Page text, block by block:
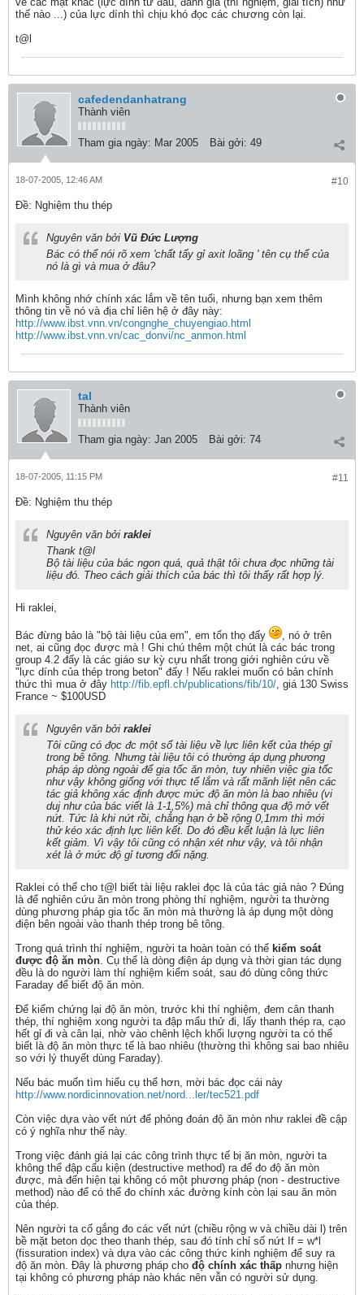
thế nào ...) của lực dính thì chịu khó đọc các chương còn lại.
t@l
cafedendanhatrang
Thành viên
Tham gia ngày: Mar 2005 Bài gởi: 49
#10
18-07-2005, 12:46 AM
Ðề: Nghiệm thu thép
Nguyên văn bởi Vũ Đức Lượng
Bác có thể nói rõ xem 'chất tẩy gỉ axit loãng ' tên cụ thể của
nó là gì và mua ở đâu?
Mình không nhớ chính xác lắm về tên tuổi, nhưng bạn xem thêm
thông tin về nó và địa chỉ liên hệ ở đây này:
http://www.ibst.vnn.vn/congnghe_chuyengiao.html
http://www.ibst.vnn.vn/cac_donvi/nc_anmon.html
tal
Thành viên
Tham gia ngày: Jan 2005 Bài gởi: 74
#11
18-07-2005, 11:15 PM
Ðề: Nghiệm thu thép
Nguyên văn bởi raklei
Thank t@l
Bộ tài liệu của bác ngon quá, quả thật tôi chưa đọc những tài
liệu đó. Theo cách giải thích của bác thì tôi thấy rất hợp lý.
Hi raklei,
Bác đừng bảo là "bộ tài liệu của em", em tổn thọ đấy
, nó ở trên
net, ai cũng đọc được mà ! Ghi chú thêm một chút là các bác trong
group 4.2 đấy là các giáo sư kỳ cựu nhất trong giới nghiên cứu về
"lực dính của thép trong beton" đấy ! Nếu raklei muốn có bản chính
thức thì mua ở đây http://fib.epfl.ch/publications/fib/10/, giá 130 Swiss
France ~ $100USD
Nguyên văn bởi raklei
Tôi cũng có đọc đc một số tài liệu về lực liên kết của thép gỉ
trong bê tông. Nhưng tài liệu tôi có thường áp dụng phương
pháp áp dòng ngoài để gia tốc ăn mòn, tuy nhiên việc gia tốc
như vậy không giống với thực tế lắm và rất mãnh liệt nên các
tác giả không xác định được mức độ ăn mòn là bao nhiêu (vi
duj như của bác viết là 1-1,5%) mà chỉ thông qua độ mở vết
nứt. Tức là khi nứt rồi, chẳng hạn ở bề rộng 0,1mm thì mới
thử kéo xác định lực liên kết. Do đó đều kết luận là lực liên
kết giảm. Vì vậy tôi cũng có nhận xét như vậy, và tôi nhận
xét là ở mức độ gỉ tương đối nặng.
Raklei có thể cho t@l biết tài liệu raklei đọc là của tác giả nào ? Đúng
là để nghiên cứu ăn mòn trong phòng thí nghiệm, người ta thường
dùng phương pháp gia tốc ăn mòn mà thường là áp dụng một dòng
điện bên ngoài vào thanh thép trong bê tông.
Trong quá trình thí nghiệm, người ta hoàn toàn có thể kiểm soát
được độ ăn mòn. Cụ thể là dòng điện áp dụng và thời gian tác dụng
đều là do người làm thí nghiệm kiểm soát, sau đó dùng công thức
Faraday để biết độ ăn mòn.
Để kiểm chứng lại độ ăn mòn, trước khi thí nghiệm, đem cân thanh
thép, thí nghiệm xong người ta đập mẩu thử đi, lấy thanh thép ra, cạo
hết gỉ đi và cân lại, nhờ vào chênh lệch khối lượng người ta có thể
biết là độ ăn mòn thực tế là bao nhiêu (thường thì không sai bao nhiêu
so với lý thuyết dùng Faraday).
Nếu bác muốn tìm hiểu cụ thể hơn, mời bác đọc cái này
http://www.nordicinnovation.net/nord...ler/tec521.pdf
Còn việc dựa vào vết nứt để phỏng đoán độ ăn mòn như raklei đề cập
có ý nghĩa như thế này.
Trong việc đánh giá lại các công trình thực tế bị ăn mòn, người ta
không thể đập cấu kiện (destructive method) ra để đo độ ăn mòn
được, mà đến hiện tại không có một phương pháp (non - destructive
method) nào để có thể đo chính xác đường kính còn lại sau ăn mòn
của thép.
Nên người ta cố gắng đo các vết nứt (chiều rộng w và chiều dài l) trên
bề mặt beton dọc theo thanh thép, sau đó tính chỉ số nứt If = w*l
(fissuration index) và dựa vào các công thức kinh nghiệm để suy ra
độ ăn mòn. Đây là phương pháp cho độ chính xác thấp nhưng hiện
tại không có phương pháp nào khác nên vẫn có người sử dụng.